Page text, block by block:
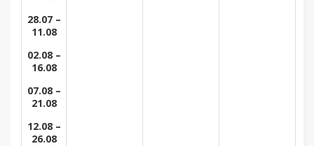
28.07 –
11.08
02.08 –
16.08
07.08 –
21.08
12.08 –
26.08